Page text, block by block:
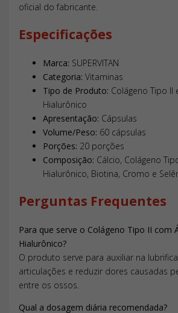
oficial do fabricante.
Especificações
Marca: SUPERVITAN
Categoria: Vitaminas
Tipo de Produto: Colágeno Tipo II
Hialurônico
Apresentação: Cápsulas
Volume/Peso: 60 cápsulas
Porções: 20 porções
Composição: Cálcio, Colágeno
Hialurônico, Biotina, Cromo e
Perguntas Frequentes
Para que serve o Colágeno Tipo II com
Hialurônico?
O produto serve para auxiliar na
articulações e reduzir dores causadas
entre os ossos.
Qual a dosagem diária recomendada?